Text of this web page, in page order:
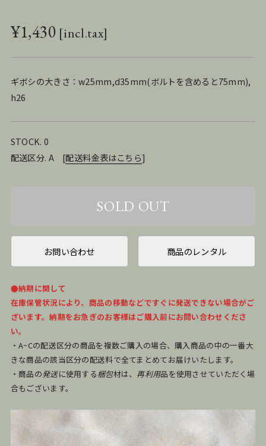
¥1,430
ギボシの大きさ：w25mm,d35mm(ボルトを含めると75mm),
h26
STOCK. 0
配送区分. A [配送料金表はこちら]
お問い合わせ 商品のレンタル
●納期に関して
在庫保管状況により、商品の移動などですぐに発送できない場合がご
ざいます。納期をお急ぎのお客様はご購入前にお問い合わせくださ
い。
・A~Cの配送区分の商品を複数ご購入の場合、購入商品の中の一番大
きな商品の該当区分の配送料で全てまとめてお届けいたします。
・商品の発送に使用する梱包材は、 再利用品を使用させていただく場
合もございます。